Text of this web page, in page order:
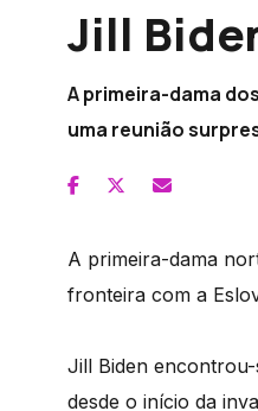
Jill
A primeira-dama
uma reunião
A primeira-dama
fronteira com a
Jill Biden
desde o início da